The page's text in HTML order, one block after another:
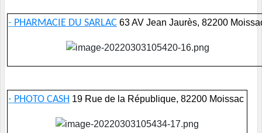
- PHARMACIE DU SARLAC 63 AV Jean Jaurès, 82200
- PHOTO CASH 19 Rue de la République, 82200 Moissac